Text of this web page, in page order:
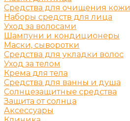
Средства для очищения кожи
Наборы средств для лица
Уход за волосами
Шампуни и кондиционеры
Маски, сыворотки
Средства для укладки волос
Уход за телом
Крема для тела
Средства для ванны и душа
Солнцезащитные средства
Защита от солнца
Аксессуары